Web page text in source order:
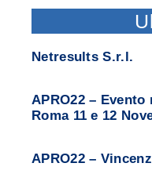
Netresults S.r.l.
APRO22 –
Roma 11 e 12
APRO22 –